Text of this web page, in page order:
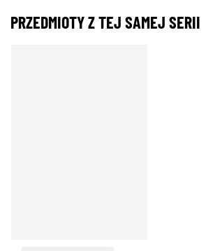
PRZEDMIOTY Z TEJ SAMEJ SERII